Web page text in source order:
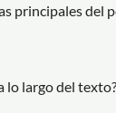
principales del
lo largo del texto?